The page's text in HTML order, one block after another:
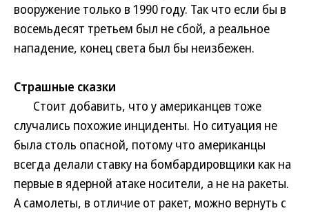
вооружение только в 1990 году. Так что если бы в
восемьдесят третьем был не сбой, а реальное
нападение, конец света был бы неизбежен.
Страшные сказки
Стоит добавить, что у американцев тоже
случались похожие инциденты. Но ситуация не
была столь опасной, потому что американцы
всегда делали ставку на бомбардировщики как на
первые в ядерной атаке носители, а не на ракеты.
А самолеты, в отличие от ракет, можно вернуть с